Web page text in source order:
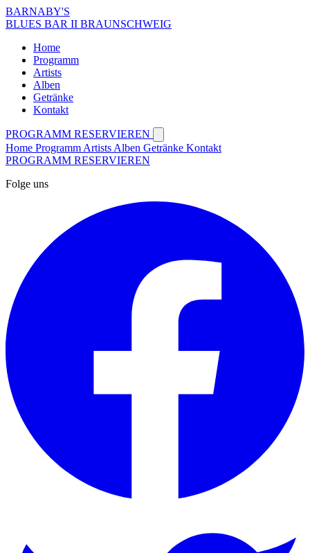
BARNABY'S
BLUES BAR II BRAUNSCHWEIG
Home
Programm
Artists
Alben
Getränke
Kontakt
PROGRAMM RESERVIEREN
Home Programm Artists Alben Getränke Kontakt
PROGRAMM RESERVIEREN
Folge uns